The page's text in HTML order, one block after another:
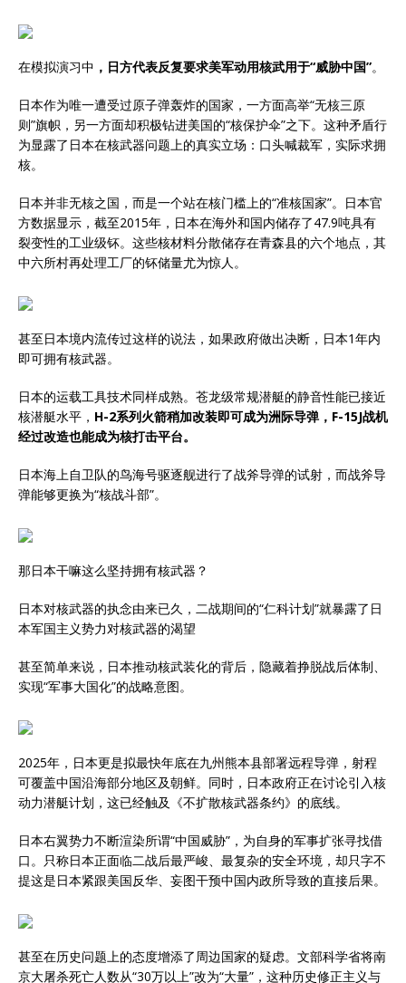
在模拟演习中 ，日方代表反复要求美军动用核武用于“威胁中国”。
日本作为唯一遭受过原子弹轰炸的国家，一方面高举“无核三原
则”旗帜，另一方面却积极钻进美国的“核保护伞”之下。这种矛盾行
为显露了日本在核武器问题上的真实立场：口头喊裁军，实际求拥
核。
日本并非无核之国，而是一个站在核门槛上的“准核国家”。日本官
方数据显示，截至2015年，日本在海外和国内储存了47.9吨具有
裂变性的工业级钚。这些核材料分散储存在青森县的六个地点，其
中六所村再处理工厂的钚储量尤为惊人。
甚至日本境内流传过这样的说法，如果政府做出决断，日本1年内
即可拥有核武器。
日本的运载工具技术同样成熟。苍龙级常规潜艇的静音性能已接近
核潜艇水平， H-2系列火箭稍加改装即可成为洲际导弹，F-15J战机
经过改造也能成为核打击平台。
日本海上自卫队的鸟海号驱逐舰进行了战斧导弹的试射，而战斧导
弹能够更换为“核战斗部”。
那日本干嘛这么坚持拥有核武器？
日本对核武器的执念由来已久，二战期间的“仁科计划”就暴露了日
本军国主义势力对核武器的渴望
甚至简单来说，日本推动核武装化的背后，隐藏着挣脱战后体制、
实现“军事大国化”的战略意图。
2025年，日本更是拟最快年底在九州熊本县部署远程导弹，射程
可覆盖中国沿海部分地区及朝鲜。同时，日本政府正在讨论引入核
动力潜艇计划，这已经触及《不扩散核武器条约》的底线。
日本右翼势力不断渲染所谓“中国威胁”，为自身的军事扩张寻找借
口。只称日本正面临二战后最严峻、最复杂的安全环境，却只字不
提这是日本紧跟美国反华、妄图干预中国内政所导致的直接后果。
甚至在历史问题上的态度增添了周边国家的疑虑。文部科学省将南
京大屠杀死亡人数从“30万以上”改为“大量”，这种历史修正主义与